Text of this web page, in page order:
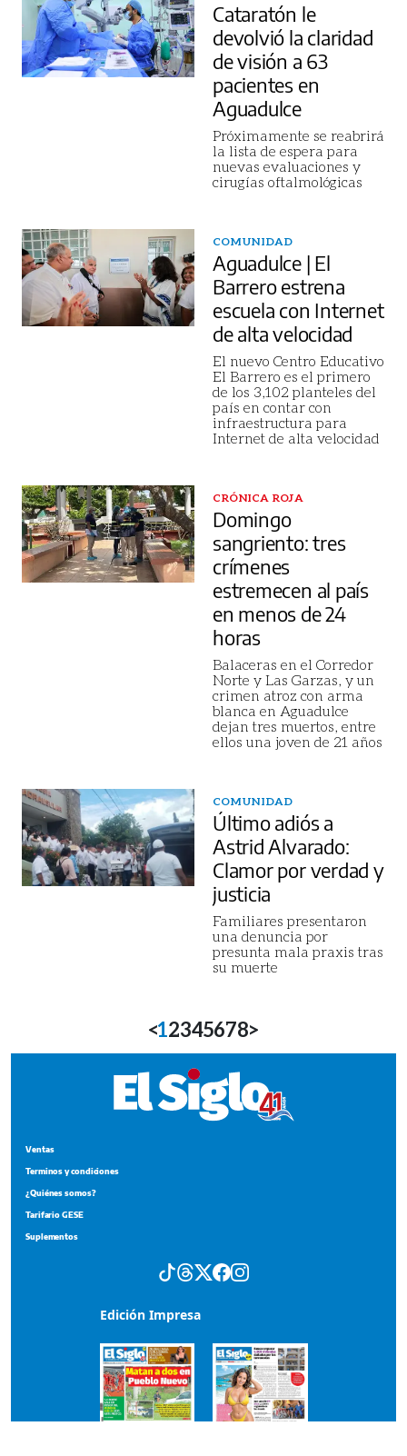
Cataratón le
devolvió la claridad
de visión a 63
pacientes en
Aguadulce
Próximamente se reabrirá
la lista de espera para
nuevas evaluaciones y
cirugías oftalmológicas
COMUNIDAD
Aguadulce | El
Barrero estrena
escuela con Internet
de alta velocidad
El nuevo Centro Educativo
El Barrero es el primero
de los 3,102 planteles del
país en contar con
infraestructura para
Internet de alta velocidad
CRÓNICA ROJA
Domingo
sangriento: tres
crímenes
estremecen al país
en menos de 24
horas
Balaceras en el Corredor
Norte y Las Garzas, y un
crimen atroz con arma
blanca en Aguadulce
dejan tres muertos, entre
ellos una joven de 21 años
COMUNIDAD
Último adiós a
Astrid Alvarado:
Clamor por verdad y
justicia
Familiares presentaron
una denuncia por
presunta mala praxis tras
su muerte
<12345678>
Ventas
Terminos y condiciones
¿Quiénes somos?
Tarifario GESE
Suplementos
Edición Impresa